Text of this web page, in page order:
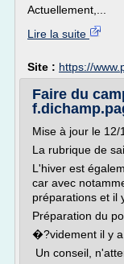
Actuellement,...
Lire la suite
Site : https://
Faire du
Mise à jour le 12/
La rubrique de
L'hiver est
car avec
préparations et il
Préparation du
�?videment il y a
Un conseil,